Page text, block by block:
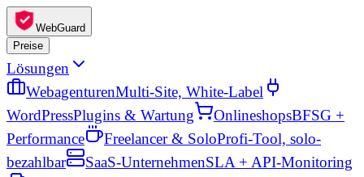
WebGuard
Preise
Lösungen
WebagenturenMulti-Site, White-Label
WordPressPlugins & Wartung OnlineshopsBFSG +
Performance
Freelancer & SoloProfi-Tool, solo-
bezahlbar
SaaS-UnternehmenSLA + API-Monitoring